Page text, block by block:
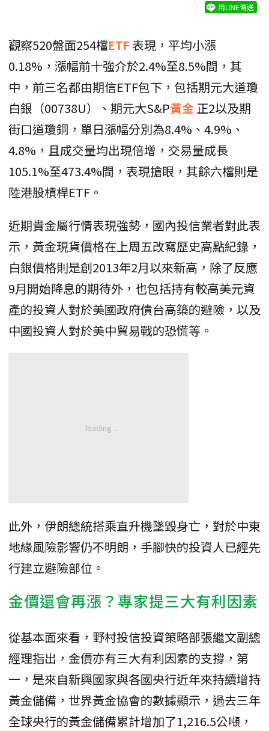
用LINE傳送
觀察520盤面254檔ETF表現，平均小漲
0.18%，漲幅前十強介於2.4%至8.5%間，其
中，前三名都由期信ETF包下，包括期元大道瓊
白銀（00738U）、期元大S&P黃金正2以及期
街口道瓊銅，單日漲幅分別為8.4%、4.9%、
4.8%，且成交量均出現倍增，交易量成長
105.1%至473.4%間，表現搶眼，其餘六檔則是
陸港股槓桿ETF。
近期貴金屬行情表現強勢，國內投信業者對此表
示，黃金現貨價格在上周五改寫歷史高點紀錄，
白銀價格則是創2013年2月以來新高，除了反應
9月開始降息的期待外，也包括持有較高美元資
產的投資人對於美國政府債台高築的避險，以及
中國投資人對於美中貿易戰的恐慌等。
此外，伊朗總統搭乘直升機墜毀身亡，對於中東
地緣風險影響仍不明朗，手腳快的投資人已經先
行建立避險部位。
金價還會再漲？專家提三大有利因素
從基本面來看，野村投信投資策略部張繼文副總
經理指出，金價亦有三大有利因素的支撐，第
一，是來自新興國家與各國央行近年來持續增持
黃金儲備，世界黃金協會的數據顯示，過去三年
全球央行的黃金儲備累計增加了1,216.5公噸，